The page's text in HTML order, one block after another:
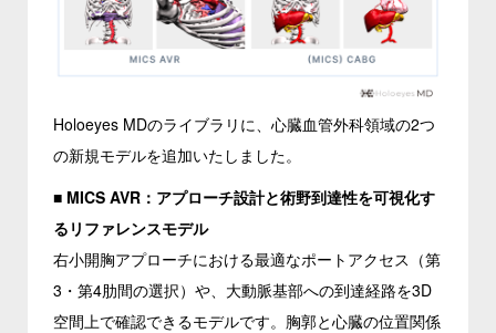
Holoeyes MDのライブラリに、心臓血管外科領域の2つ
の新規モデルを追加いたしました。
■ MICS AVR：アプローチ設計と術野到達性を可視化す
るリファレンスモデル
右小開胸アプローチにおける最適なポートアクセス（第
3・第4肋間の選択）や、大動脈基部への到達経路を3D
空間上で確認できるモデルです。胸郭と心臓の位置関係